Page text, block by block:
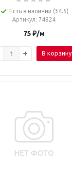
Есть в наличии (34.5)
Артикул: 74824
75 ₽/м
В корзину